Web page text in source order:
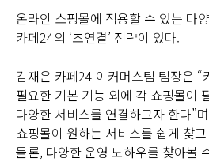
온라인 쇼핑몰에 적용할 수 있는 다
카페24의 ‘초연결’ 전략이 있다.
김재은 카페24 이커머스팀 팀장은 “
필요한 기본 기능 외에 각 쇼핑몰이
다양한 서비스를 연결하고자 한다”
쇼핑몰이 원하는 서비스를 쉽게 찾
물론, 다양한 운영 노하우를 찾아볼